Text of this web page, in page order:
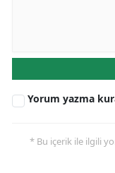
Yorum yazma
* Bu içerik ile ilgili